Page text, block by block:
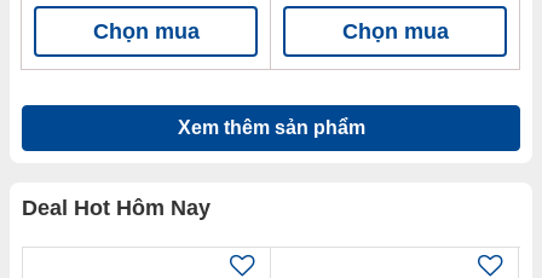
Chọn mua Chọn mua
Xem thêm sản phẩm
Deal Hot Hôm Nay